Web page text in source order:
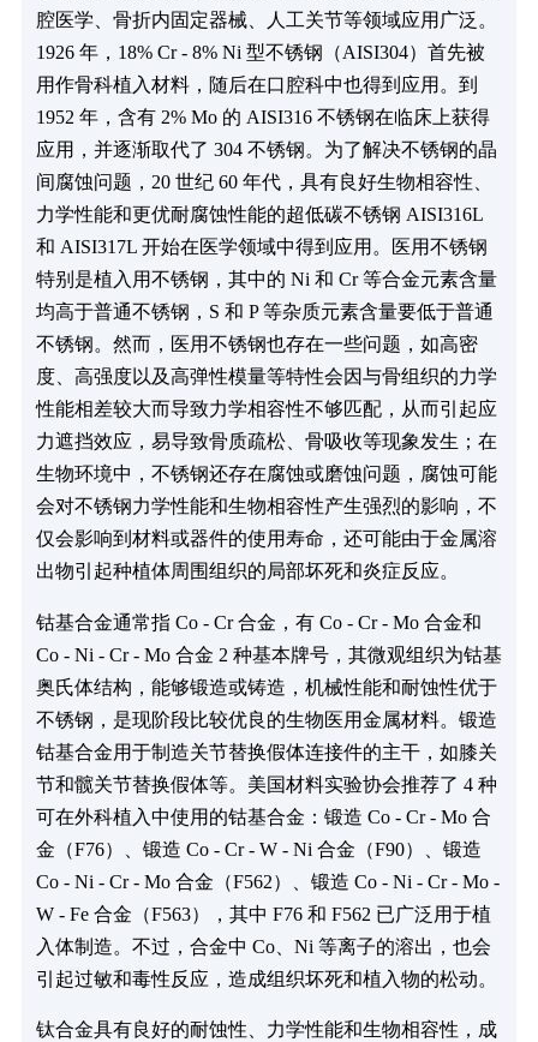
腔医学、骨折内固定器械、人工关节等领域应用广泛。
1926 年，18% Cr - 8% Ni 型不锈钢（AISI304）首先被
用作骨科植入材料，随后在口腔科中也得到应用。到
1952 年，含有 2% Mo 的 AISI316 不锈钢在临床上获得
应用，并逐渐取代了 304 不锈钢。为了解决不锈钢的晶
间腐蚀问题，20 世纪 60 年代，具有良好生物相容性、
力学性能和更优耐腐蚀性能的超低碳不锈钢 AISI316L
和 AISI317L 开始在医学领域中得到应用。医用不锈钢
特别是植入用不锈钢，其中的 Ni 和 Cr 等合金元素含量
均高于普通不锈钢，S 和 P 等杂质元素含量要低于普通
不锈钢。然而，医用不锈钢也存在一些问题，如高密
度、高强度以及高弹性模量等特性会因与骨组织的力学
性能相差较大而导致力学相容性不够匹配，从而引起应
力遮挡效应，易导致骨质疏松、骨吸收等现象发生；在
生物环境中，不锈钢还存在腐蚀或磨蚀问题，腐蚀可能
会对不锈钢力学性能和生物相容性产生强烈的影响，不
仅会影响到材料或器件的使用寿命，还可能由于金属溶
出物引起种植体周围组织的局部坏死和炎症反应。
钴基合金通常指 Co - Cr 合金，有 Co - Cr - Mo 合金和
Co - Ni - Cr - Mo 合金 2 种基本牌号，其微观组织为钴基
奥氏体结构，能够锻造或铸造，机械性能和耐蚀性优于
不锈钢，是现阶段比较优良的生物医用金属材料。锻造
钴基合金用于制造关节替换假体连接件的主干，如膝关
节和髋关节替换假体等。美国材料实验协会推荐了 4 种
可在外科植入中使用的钴基合金：锻造 Co - Cr - Mo 合
金（F76）、锻造 Co - Cr - W - Ni 合金（F90）、锻造
Co - Ni - Cr - Mo 合金（F562）、锻造 Co - Ni - Cr - Mo -
W - Fe 合金（F563），其中 F76 和 F562 已广泛用于植
入体制造。不过，合金中 Co、Ni 等离子的溶出，也会
引起过敏和毒性反应，造成组织坏死和植入物的松动。
钛合金具有良好的耐蚀性、力学性能和生物相容性，成